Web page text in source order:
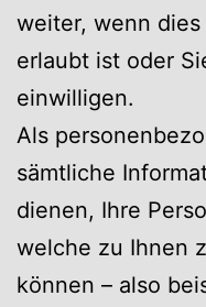
weiter, wenn
erlaubt ist oder
einwilligen.
Als
sämtliche
dienen, Ihre
welche zu Ihnen
können – also